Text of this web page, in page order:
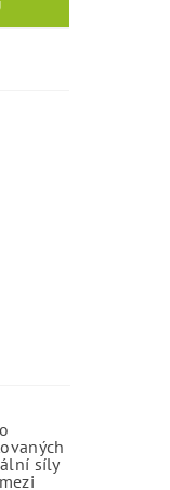
síly